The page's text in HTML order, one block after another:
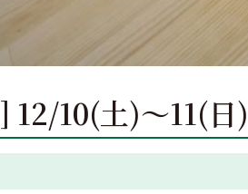
12/10(土)～11(